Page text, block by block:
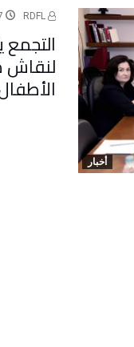
أخبار
RDFL
لنقاش